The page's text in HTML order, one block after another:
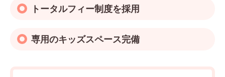
トータルフィー制度を採用
専用のキッズスペース完備